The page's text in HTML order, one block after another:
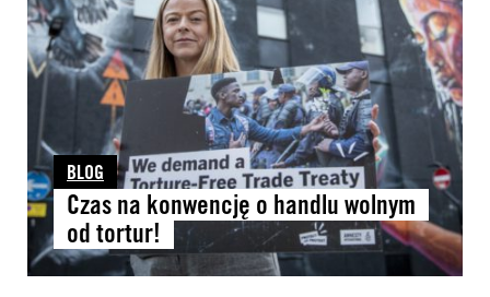
BLOG
Czas na konwencję o handlu wolnym
od tortur!